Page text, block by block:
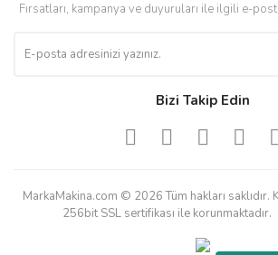
Fırsatları, kampanya ve duyuruları ile ilgili e-
Bizi Takip Edin
MarkaMakina.com © 2026 Tüm hakları saklıdır.
256bit SSL sertifikası ile